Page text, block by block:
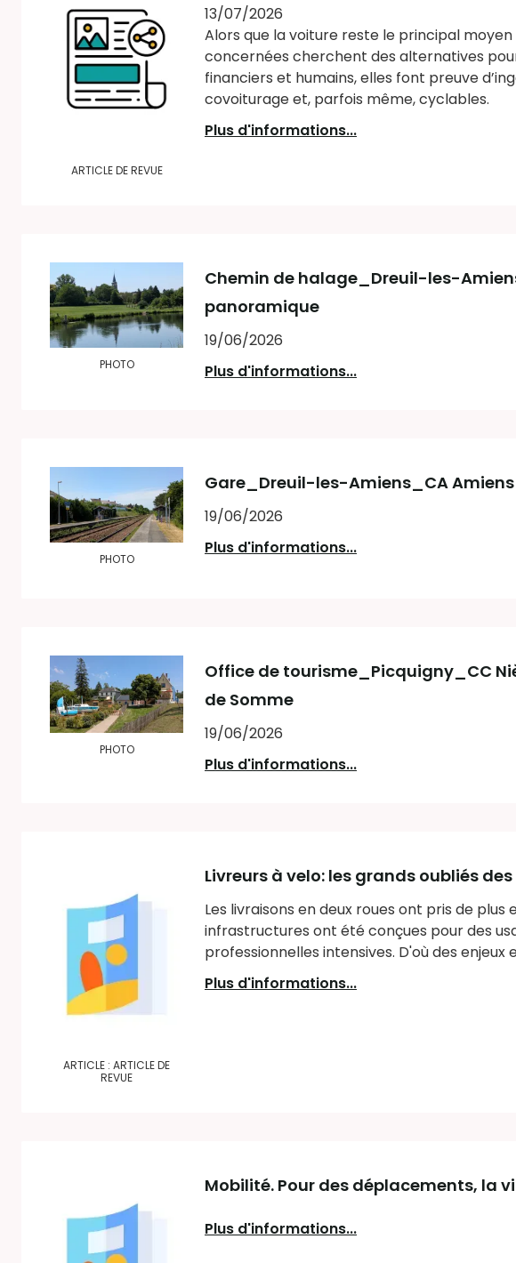
ARTICLE DE REVUE
13/07/2026
Alors que la voiture reste le principal
concernées cherchent des alternatives
financiers et humains, elles font preuve
covoiturage et, parfois même, cyclables.
Plus d'informations...
PHOTO
Chemin de halage_Dreuil-les-
panoramique
19/06/2026
Plus d'informations...
PHOTO
Gare_Dreuil-les-Amiens_CA
19/06/2026
Plus d'informations...
PHOTO
Office de tourisme_Picquigny_CC
de Somme
19/06/2026
Plus d'informations...
ARTICLE : ARTICLE DE
REVUE
Livreurs à velo: les grands oubliés
Les livraisons en deux roues ont pris de
infrastructures ont été conçues pour des
professionnelles intensives. D'où des
Plus d'informations...
Mobilité. Pour des déplacements, la
Plus d'informations...